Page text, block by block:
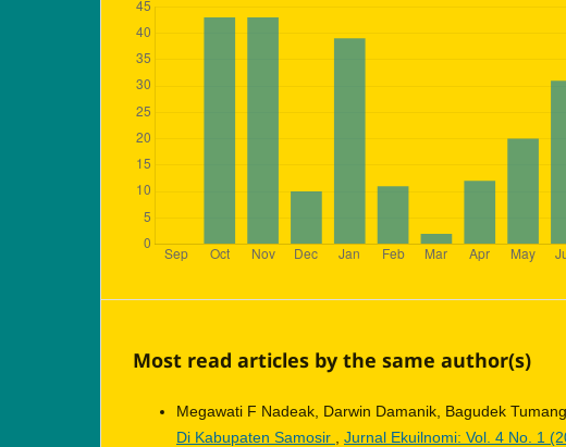
Most read articles by the same author(s)
Megawati F Nadeak, Darwin Damanik, Bagudek
Di Kabupaten Samosir
Jurnal Ekuilnomi: Vol. 4 No. 1